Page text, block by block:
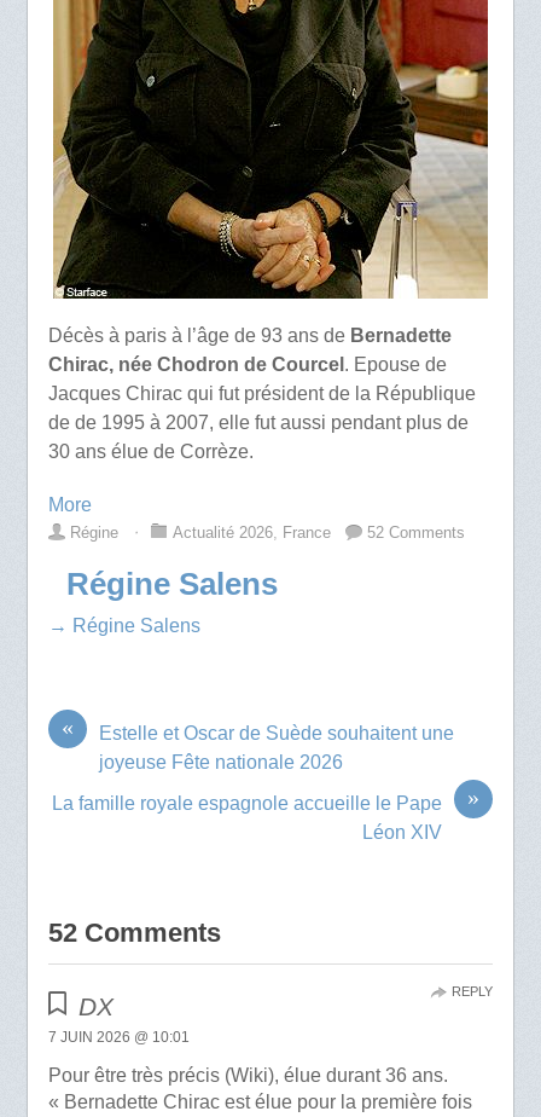
Décès à paris à l’âge de 93 ans de Bernadette
Chirac, née Chodron de Courcel . Epouse de
Jacques Chirac qui fut président de la République
de de 1995 à 2007, elle fut aussi pendant plus de
30 ans élue de Corrèze.
More
Régine ⋅ Actualité 2026, France 52 Comments
Régine Salens
→ Régine Salens
«
Estelle et Oscar de Suède souhaitent une
joyeuse Fête nationale 2026
»
La famille royale espagnole accueille le Pape
Léon XIV
52 Comments
DX
7 JUIN 2026 @ 10:01
Pour être très précis (Wiki), élue durant 36 ans.
« Bernadette Chirac est élue pour la première fois
REPLY